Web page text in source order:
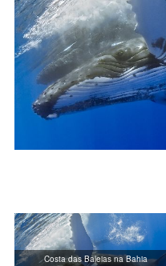
Costa das Baleias na Bahia